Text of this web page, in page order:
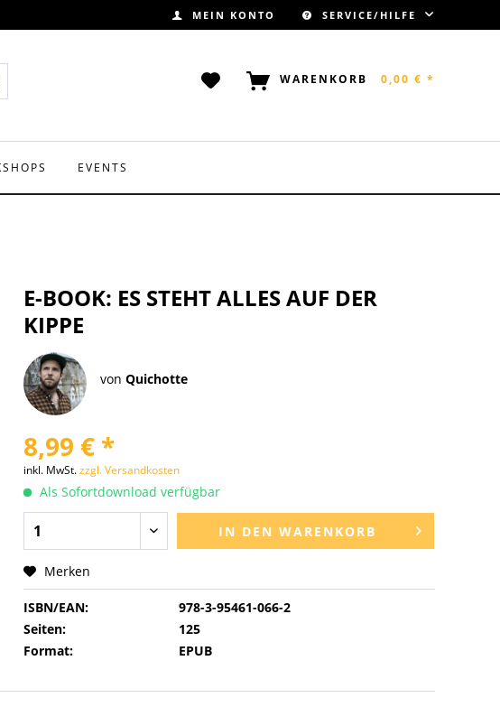
MEIN KONTO SERVICE/HILFE
WARENKORB 0,00 € *
EVENTS
E-BOOK: ES STEHT ALLES AUF DER
KIPPE
von Quichotte
8,99 € *
inkl. MwSt.zzgl. Versandkosten
Als Sofortdownload verfügbar
IN DEN WARENKORB
Merken
ISBN/EAN:
978-3-95461-066-2
Seiten:
125
Format:
EPUB